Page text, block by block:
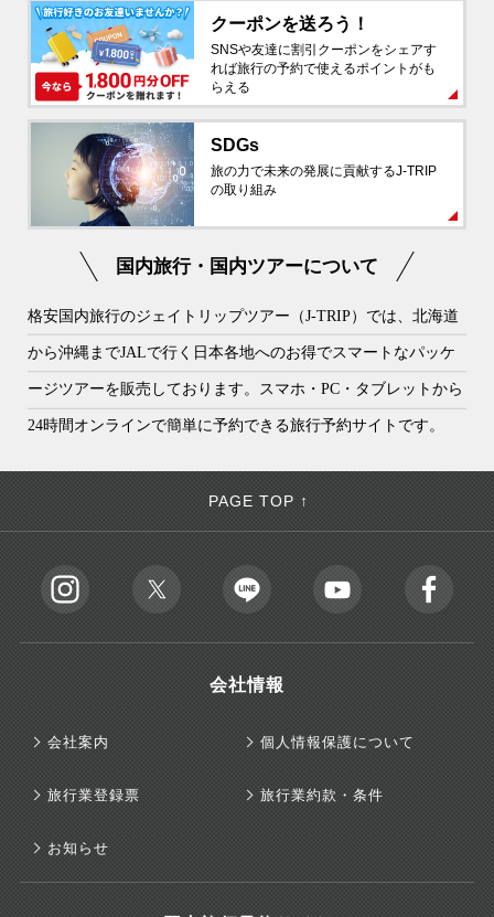
クーポンを送ろう！
SNSや友達に割引クーポンをシェアす
れば旅行の予約で使えるポイントがも
らえる
SDGs
の取り組み
格安国内旅行のジェイトリップツアー（J-TRIP）では、北海道
から沖縄までJALで行く日本各地へのお得でスマートなパッケ
ージツアーを販売しております。スマホ・PC・タブレットから
PAGE TOP ↑
会社情報
会社案内 個人情報保護について
旅行業登録票 旅行業約款・条件
お知らせ